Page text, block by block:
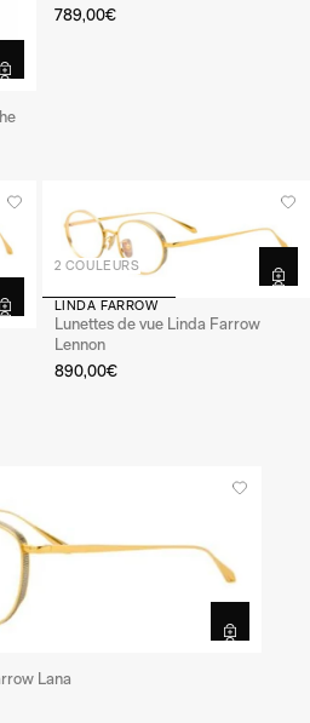
789,00€
2 COULEURS
LINDA FARROW
Lunettes de vue Linda Farrow
Lennon
890,00€
Lana